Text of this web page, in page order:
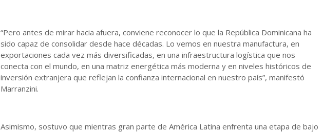
“Pero antes de mirar hacia afuera, conviene reconocer lo que la República Dominicana ha
sido capaz de consolidar desde hace décadas. Lo vemos en nuestra manufactura, en
exportaciones cada vez más diversificadas, en una infraestructura logística que nos
conecta con el mundo, en una matriz energética más moderna y en niveles históricos de
inversión extranjera que reflejan la confianza internacional en nuestro país”, manifestó
Marranzini.
Asimismo, sostuvo que mientras gran parte de América Latina enfrenta una etapa de bajo